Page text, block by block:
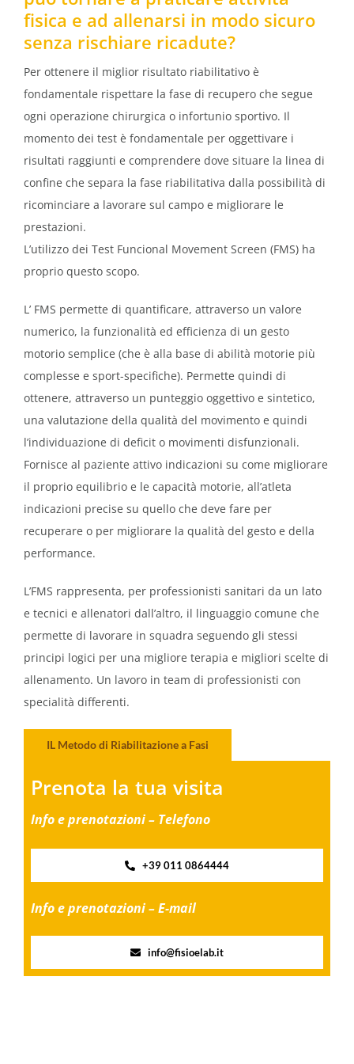
fisica e ad allenarsi in modo sicuro
senza rischiare ricadute?
Per ottenere il miglior risultato riabilitativo è
fondamentale rispettare la fase di recupero che segue
ogni operazione chirurgica o infortunio sportivo. Il
momento dei test è fondamentale per oggettivare i
risultati raggiunti e comprendere dove situare la linea di
confine che separa la fase riabilitativa dalla possibilità di
ricominciare a lavorare sul campo e migliorare le
prestazioni.
L’utilizzo dei Test Funcional Movement Screen (FMS) ha
proprio questo scopo.
L’ FMS permette di quantificare, attraverso un valore
numerico, la funzionalità ed efficienza di un gesto
motorio semplice (che è alla base di abilità motorie più
complesse e sport-specifiche). Permette quindi di
ottenere, attraverso un punteggio oggettivo e sintetico,
una valutazione della qualità del movimento e quindi
l’individuazione di deficit o movimenti disfunzionali.
Fornisce al paziente attivo indicazioni su come migliorare
il proprio equilibrio e le capacità motorie, all’atleta
indicazioni precise su quello che deve fare per
recuperare o per migliorare la qualità del gesto e della
performance.
L’FMS rappresenta, per professionisti sanitari da un lato
e tecnici e allenatori dall’altro, il linguaggio comune che
permette di lavorare in squadra seguendo gli stessi
principi logici per una migliore terapia e migliori scelte di
allenamento. Un lavoro in team di professionisti con
specialità differenti.
IL Metodo di Riabilitazione a Fasi
Prenota la tua visita
Info e prenotazioni – Telefono
+39 011 0864444
Info e prenotazioni – E-mail
info@fisioelab.it